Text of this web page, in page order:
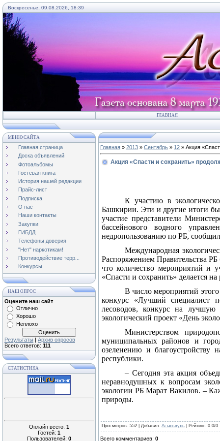
Воскресенье, 09.08.2026, 18:39
ГЛАВНАЯ
МЕНЮ САЙТА
Главная страница
Доска объявлений
Фотоальбомы
Гостевая книга
История нашей редакции
Прайс-лист
Подписка
О нас
Наши контакты
Закупки
ГИБДД
Телефоны доверия
"Нет" наркотикам!
Противодействие терр...
Конкурсы
НАШ ОПРОС
Оцените наш сайт
Отлично
Хорошо
Неплохо
Результаты | Архив опросов
Всего ответов: 111
СТАТИСТИКА
Онлайн всего: 1
Гостей: 1
Пользователей: 0
Главная » 2013 » Сентябрь » 12 » Акция
Акция «Спасти и сохранить»
К участию в
Башкирии. Эти и другие итоги
участие представители
бассейнового водного
недропользованию по РБ,
Международная
Распоряжением Правительства
что количество мероприятий и
«Спасти и сохранить» делается
В число мероприятий
конкурс «Лучший специалист
лесоводов, конкурс на
экологический проект «День
Министерством
муниципальных районов и
озеленению и
республики.
– Сегодня эта акция
неравнодушных к вопросам
экологии РБ Марат Вакилов. –
природы.
Просмотров: 552 | Добавил: Асылыкуль Рейтинг: 0.0/0
Всего комментариев: 0